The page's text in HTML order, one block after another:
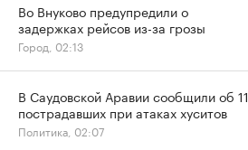
Во Внуково предупредили о
задержках рейсов из-за грозы
Город, 02:13
В Саудовской Аравии сообщили об 11
пострадавших при атаках хуситов
Политика, 02:07